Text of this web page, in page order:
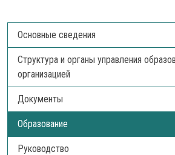
Основные сведения
Структура и органы управления
организацией
Документы
Образование
Руководство